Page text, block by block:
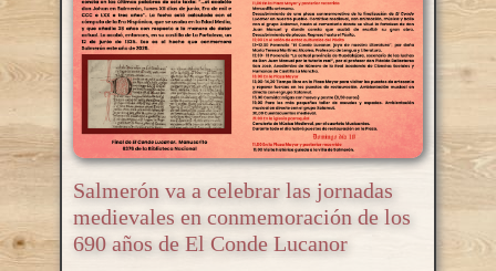
Salmerón va a celebrar las jornadas
medievales en conmemoración de los
690 años de El Conde Lucanor